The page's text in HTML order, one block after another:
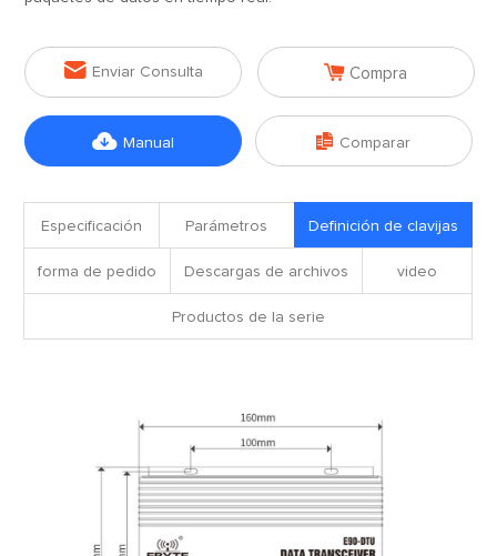
 Enviar Consulta  Compra
 Manual  Comparar
Especificación Parámetros Definición de clavijas
forma de pedido Descargas de archivos video
Productos de la serie